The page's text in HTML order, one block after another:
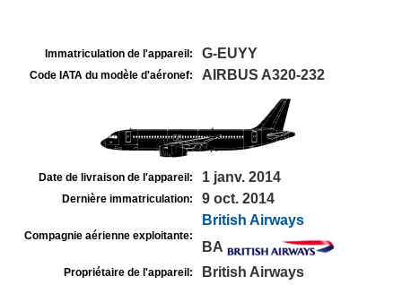
Immatriculation de l'appareil: G-EUYY
Code IATA du modèle d'aéronef: AIRBUS A320-232
Date de livraison de l'appareil: 1 janv. 2014
Dernière immatriculation: 9 oct. 2014
Compagnie aérienne exploitante:
British Airways
BA
Propriétaire de l'appareil: British Airways